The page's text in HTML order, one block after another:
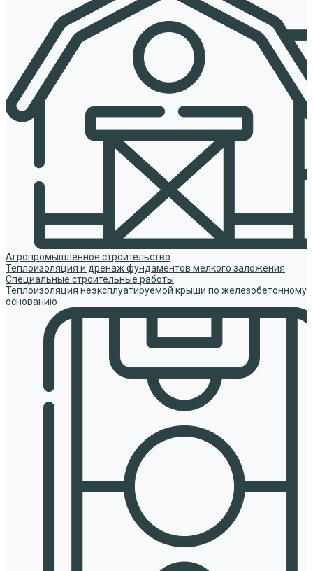
Агропромышленное строительство
Теплоизоляция и дренаж фундаментов мелкого заложения
Специальные строительные работы
Теплоизоляция неэксплуатируемой крыши по железобетонному
основанию